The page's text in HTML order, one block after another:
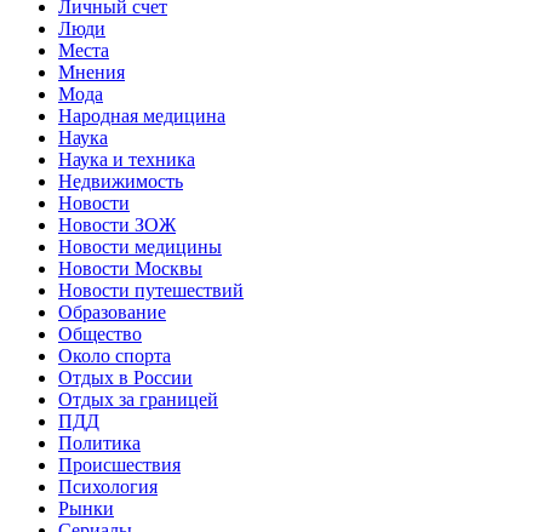
Личный счет
Люди
Места
Мнения
Мода
Народная медицина
Наука
Наука и техника
Недвижимость
Новости
Новости ЗОЖ
Новости медицины
Новости Москвы
Новости путешествий
Образование
Общество
Около спорта
Отдых в России
Отдых за границей
ПДД
Политика
Происшествия
Психология
Рынки